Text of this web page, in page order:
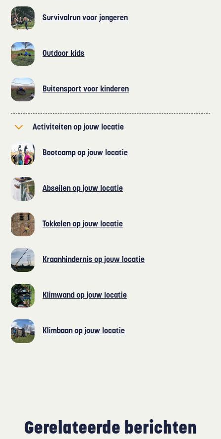
Survivalrun voor jongeren
Outdoor kids
Buitensport voor kinderen
Activiteiten op jouw locatie
Bootcamp op jouw locatie
Abseilen op jouw locatie
Tokkelen op jouw locatie
Kraanhindernis op jouw locatie
Klimwand op jouw locatie
Klimbaan op jouw locatie
Gerelateerde berichten